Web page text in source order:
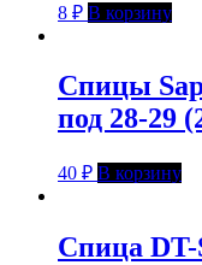
8 ₽ В корзину
Спицы
под 28-29
40 ₽ В корзину
Спица DT-